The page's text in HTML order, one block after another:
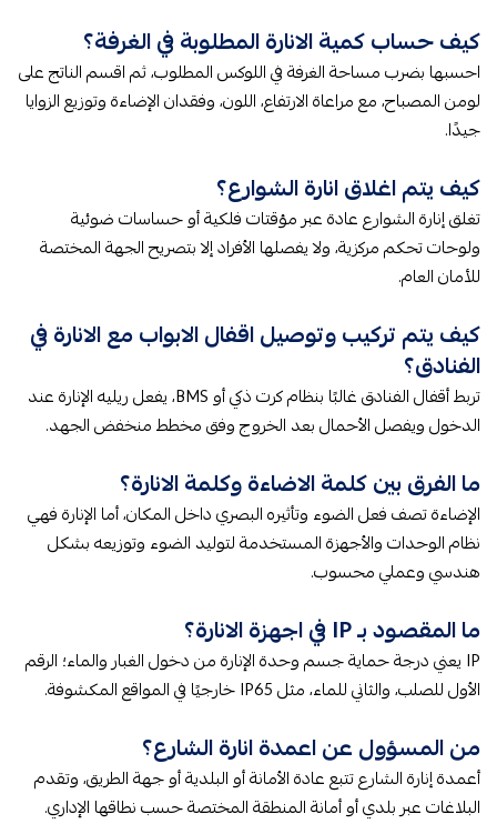
كيف حساب كمية الانارة المطلوبة في الغرفة؟
احسبها بضرب مساحة الغرفة في اللوكس المطلوب، ثم اقسم الناتج على
لومن المصباح، مع مراعاة الارتفاع، اللون، وفقدان الإضاءة وتوزيع الزوايا
جيدًا.
كيف يتم اغلاق انارة الشوارع؟
تغلق إنارة الشوارع عادة عبر مؤقتات فلكية أو حساسات ضوئية
ولوحات تحكم مركزية، ولا يفصلها الأفراد إلا بتصريح الجهة المختصة
للأمان العام.
كيف يتم تركيب وتوصيل اقفال الابواب مع الانارة في
الفنادق؟
تربط أقفال الفنادق غالبًا بنظام كرت ذكي أو BMS، يفعل ريليه الإنارة عند
الدخول ويفصل الأحمال بعد الخروج وفق مخطط منخفض الجهد.
ما الفرق بين كلمة الاضاءة وكلمة الانارة؟
الإضاءة تصف فعل الضوء وتأثيره البصري داخل المكان، أما الإنارة فهي
نظام الوحدات والأجهزة المستخدمة لتوليد الضوء وتوزيعه بشكل
هندسي وعملي محسوب.
ما المقصود بـ IP في اجهزة الانارة؟
IP يعني درجة حماية جسم وحدة الإنارة من دخول الغبار والماء؛ الرقم
الأول للصلب، والثاني للماء، مثل IP65 خارجيًا في المواقع المكشوفة.
من المسؤول عن اعمدة انارة الشارع؟
أعمدة إنارة الشارع تتبع عادة الأمانة أو البلدية أو جهة الطريق، وتقدم
البلاغات عبر بلدي أو أمانة المنطقة المختصة حسب نطاقها الإداري.